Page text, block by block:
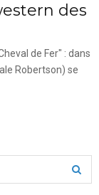
des
de Fer" : dans
Robertson) se